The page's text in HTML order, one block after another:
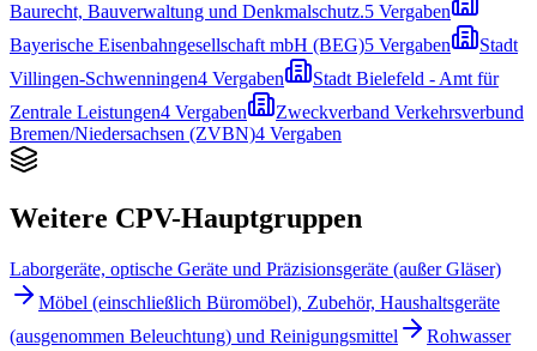
Baurecht, Bauverwaltung und Denkmalschutz.5 Vergaben
Bayerische Eisenbahngesellschaft mbH (BEG)5 Vergaben
Stadt
Villingen-Schwenningen4 Vergaben
Stadt Bielefeld - Amt für
Zentrale Leistungen4 Vergaben
Zweckverband Verkehrsverbund
Bremen/Niedersachsen (ZVBN)4 Vergaben
Weitere CPV-Hauptgruppen
Laborgeräte, optische Geräte und Präzisionsgeräte (außer Gläser)
Möbel (einschließlich Büromöbel), Zubehör, Haushaltsgeräte
(ausgenommen Beleuchtung) und Reinigungsmittel
Rohwasser